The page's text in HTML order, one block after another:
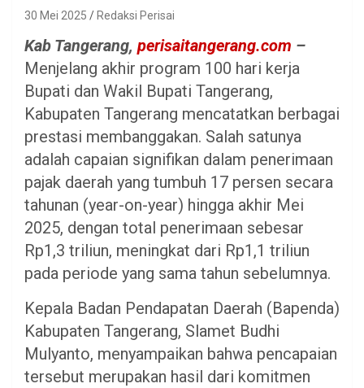
30 Mei 2025 Redaksi Perisai
Kab Tangerang, perisaitangerang.com –
Menjelang akhir program 100 hari kerja
Bupati dan Wakil Bupati Tangerang,
Kabupaten Tangerang mencatatkan berbagai
prestasi membanggakan. Salah satunya
adalah capaian signifikan dalam penerimaan
pajak daerah yang tumbuh 17 persen secara
tahunan (year-on-year) hingga akhir Mei
2025, dengan total penerimaan sebesar
Rp1,3 triliun, meningkat dari Rp1,1 triliun
pada periode yang sama tahun sebelumnya.
Kepala Badan Pendapatan Daerah (Bapenda)
Kabupaten Tangerang, Slamet Budhi
Mulyanto, menyampaikan bahwa pencapaian
tersebut merupakan hasil dari komitmen